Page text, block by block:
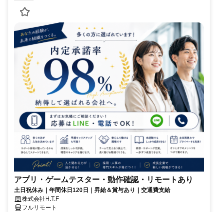
アプリ・ゲームテスター・動作確認・リモートあり
土日祝休み｜年間休日120日｜昇給＆賞与あり｜交通費支給
株式会社H.T.F
フルリモート